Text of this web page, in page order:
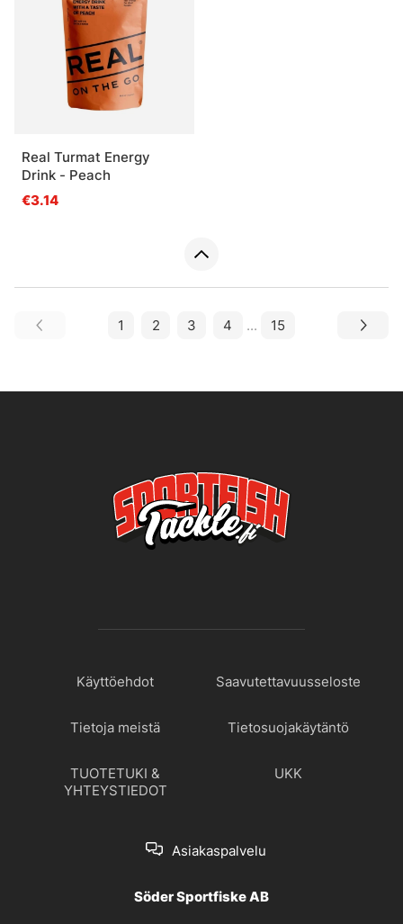
Real Turmat Energy
Drink - Peach
€3.14
1 2 3 4 ... 15
Käyttöehdot Saavutettavuusseloste
Tietoja meistä Tietosuojakäytäntö
TUOTETUKI &
YHTEYSTIEDOT
UKK
Asiakaspalvelu
Söder Sportfiske AB